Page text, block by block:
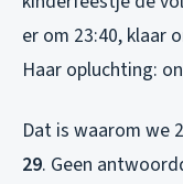
er om 23:40, klaar
Haar opluchting:
Dat is waarom we
29. Geen